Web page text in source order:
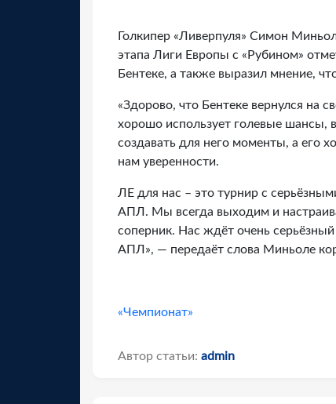
Голкипер «Ливерпуля» Симон
этапа Лиги Европы с «Рубином»
Бентеке, а также выразил мнение,
«Здорово, что Бентеке вернулся на
хорошо использует голевые шансы,
создавать для него моменты, а его
нам уверенности.
ЛЕ для нас – это турнир с
АПЛ. Мы всегда выходим и
соперник. Нас ждёт очень
АПЛ», — передаёт слова Миньоле
«Чемпионат»
Автор статьи: admin